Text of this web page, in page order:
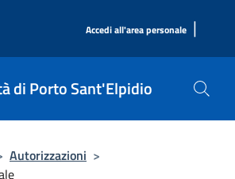
Accedi all'area personale |
di Porto Sant'Elpidio
Autorizzazioni >